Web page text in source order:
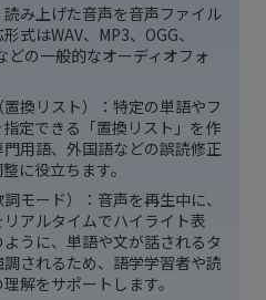
み上げた音声を音声ファイル
式はWAV、MP3、OGG、
どの一般的なオーディオフォ
換リスト）：特定の単語やフ
定できる「置換リスト」を作
用語、外国語などの誤読修正
に役立ちます。
モード）：音声を再生中に、
アルタイムでハイライト表
うに、単語や文が話されるタ
されるため、語学学習者や読
解をサポートします。